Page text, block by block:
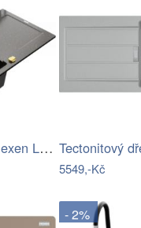
Granitový dřez Mexen Leo 90x50 cm černý…
5549,-Kč
- 2%